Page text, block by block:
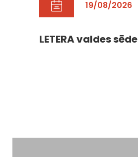
19/08/2026
LETERA valdes sēde